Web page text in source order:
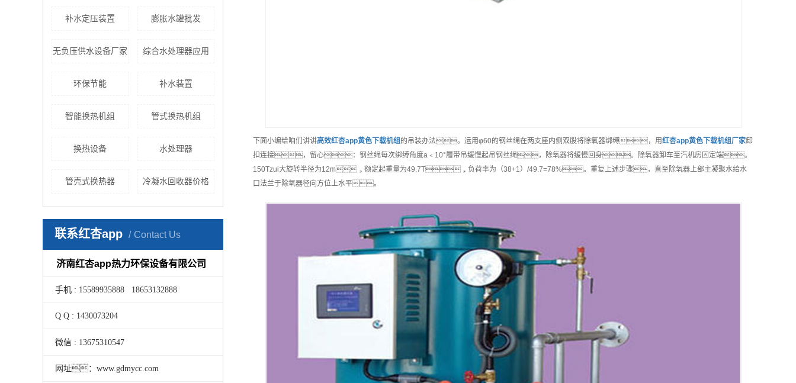
补水定压装置 膨胀水罐批发
无负压供水设备厂家 综合水处理器应用
环保节能 补水装置
智能换热机组 管式换热机组
换热设备 水处理器
管壳式换热器 冷凝水回收器价格
联系红杏app Contact Us
济南红杏app热力环保设备有限公司
手机 : 15589935888 18653132888
Q Q : 1430073204
微信 : 13675310547
网址：www.gdmycc.com
下面小编给咱们讲讲高效红杏app黄色下载机组的吊装办法。运用φ60的钢丝绳在两支座内侧双股将除氧器绑缚，用红杏app黄色下载机组厂家卸
扣连接，留心：钢丝绳每次绑缚角度a﹤10°履带吊缓慢起吊钢丝绳，除氧器将缓慢回身。除氧器卸车至汽机房固定端。
150Tzui大旋转半径为12m，额定起重量为49.7T，负荷率为（38+1）/49.7=78%。重复上述步骤，直至除氧器上部主凝聚水给水
口法兰于除氧器径向方位上水平。